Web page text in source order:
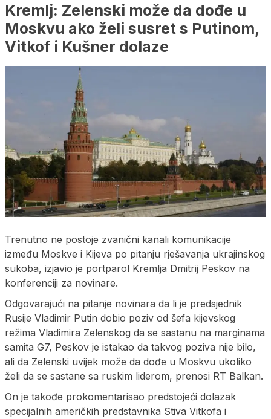
Kremlj: Zelenski može da dođe u
Moskvu ako želi susret s Putinom,
Vitkof i Kušner dolaze
Trenutno ne postoje zvanični kanali komunikacije
između Moskve i Kijeva po pitanju rješavanja ukrajinskog
sukoba, izjavio je portparol Kremlja Dmitrij Peskov na
konferenciji za novinare.
Odgovarajući na pitanje novinara da li je predsjednik
Rusije Vladimir Putin dobio poziv od šefa kijevskog
režima Vladimira Zelenskog da se sastanu na marginama
samita G7, Peskov je istakao da takvog poziva nije bilo,
ali da Zelenski uvijek može da dođe u Moskvu ukoliko
želi da se sastane sa ruskim liderom, prenosi RT Balkan.
On je takođe prokomentarisao predstojeći dolazak
specijalnih američkih predstavnika Stiva Vitkofa i